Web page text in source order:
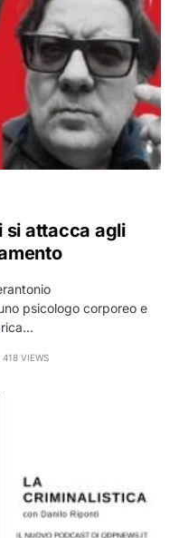
si attacca agli
psicologo corporeo e
418 VIEWS